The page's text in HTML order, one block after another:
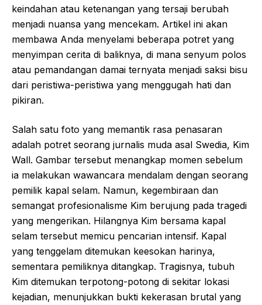
keindahan atau ketenangan yang tersaji berubah
menjadi nuansa yang mencekam. Artikel ini akan
membawa Anda menyelami beberapa potret yang
menyimpan cerita di baliknya, di mana senyum polos
atau pemandangan damai ternyata menjadi saksi bisu
dari peristiwa-peristiwa yang menggugah hati dan
pikiran.
Salah satu foto yang memantik rasa penasaran
adalah potret seorang jurnalis muda asal Swedia, Kim
Wall. Gambar tersebut menangkap momen sebelum
ia melakukan wawancara mendalam dengan seorang
pemilik kapal selam. Namun, kegembiraan dan
semangat profesionalisme Kim berujung pada tragedi
yang mengerikan. Hilangnya Kim bersama kapal
selam tersebut memicu pencarian intensif. Kapal
yang tenggelam ditemukan keesokan harinya,
sementara pemiliknya ditangkap. Tragisnya, tubuh
Kim ditemukan terpotong-potong di sekitar lokasi
kejadian, menunjukkan bukti kekerasan brutal yang